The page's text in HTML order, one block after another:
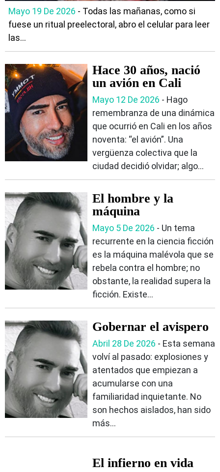
Mayo 19 De 2026 - Todas las mañanas, como si
fuese un ritual preelectoral, abro el celular para leer
las...
Hace 30 años, nació
un avión en Cali
Mayo 12 De 2026 - Hago
remembranza de una dinámica
que ocurrió en Cali en los años
noventa: “el avión”. Una
vergüenza colectiva que la
ciudad decidió olvidar; algo...
El hombre y la
máquina
Mayo 5 De 2026 - Un tema
recurrente en la ciencia ficción
es la máquina malévola que se
rebela contra el hombre; no
obstante, la realidad supera la
ficción. Existe...
Gobernar el avispero
Abril 28 De 2026 - Esta semana
volví al pasado: explosiones y
atentados que empiezan a
acumularse con una
familiaridad inquietante. No
son hechos aislados, han sido
más...
El infierno en vida